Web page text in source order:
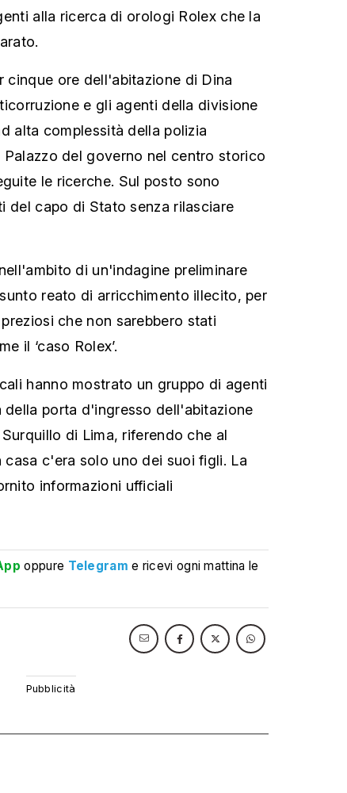
alla ricerca di orologi Rolex che la
cinque ore dell'abitazione di Dina
e gli agenti della divisione
alta complessità della polizia
del governo nel centro storico
le ricerche. Sul posto sono
del capo di Stato senza rilasciare
di un'indagine preliminare
reato di arricchimento illecito, per
che non sarebbero stati
il ‘caso Rolex’.
hanno mostrato un gruppo di agenti
della porta d'ingresso dell'abitazione
di Lima, riferendo che al
c'era solo uno dei suoi figli. La
informazioni ufficiali
oppure Telegram e ricevi ogni mattina le